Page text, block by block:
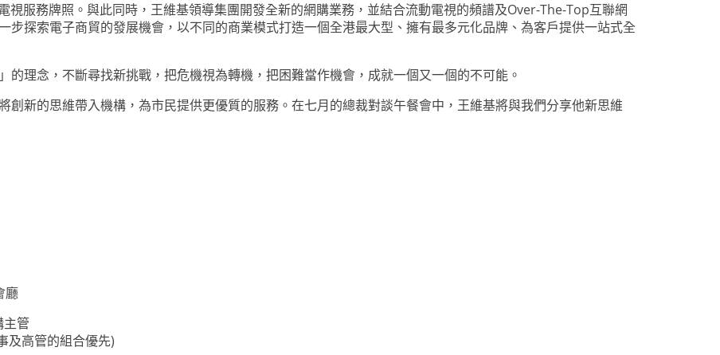
視服務牌照。與此同時，王維基領導集團開發全新的網購業務，並結合流動電視的頻譜及Over-The-Top互聯網
步探索電子商貿的發展機會，以不同的商業模式打造一個全港最大型、擁有最多元化品牌、為客戶提供一站式全
的理念，不斷尋找新挑戰，把危機視為轉機，把困難當作機會，成就一個又一個的不可能。
創新的思維帶入機構，為市民提供更優質的服務。在七月的總裁對談午餐會中，王維基將與我們分享他新思維
廳
主管
及高管的組合優先)